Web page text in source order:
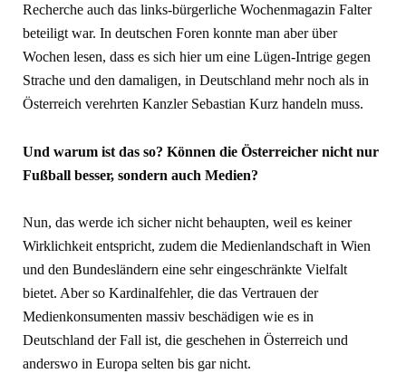
Recherche auch das links-bürgerliche Wochenmagazin Falter
beteiligt war. In deutschen Foren konnte man aber über
Wochen lesen, dass es sich hier um eine Lügen-Intrige gegen
Strache und den damaligen, in Deutschland mehr noch als in
Österreich verehrten Kanzler Sebastian Kurz handeln muss.
Und warum ist das so? Können die Österreicher nicht nur
Fußball besser, sondern auch Medien?
Nun, das werde ich sicher nicht behaupten, weil es keiner
Wirklichkeit entspricht, zudem die Medienlandschaft in Wien
und den Bundesländern eine sehr eingeschränkte Vielfalt
bietet. Aber so Kardinalfehler, die das Vertrauen der
Medienkonsumenten massiv beschädigen wie es in
Deutschland der Fall ist, die geschehen in Österreich und
anderswo in Europa selten bis gar nicht.